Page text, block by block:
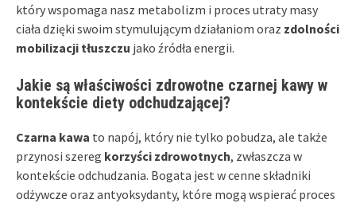
który wspomaga nasz metabolizm i proces utraty masy
ciała dzięki swoim stymulującym działaniom oraz zdolności
mobilizacji tłuszczu jako źródła energii.
Jakie są właściwości zdrowotne czarnej kawy w
kontekście diety odchudzającej?
Czarna kawa to napój, który nie tylko pobudza, ale także
przynosi szereg korzyści zdrowotnych, zwłaszcza w
kontekście odchudzania. Bogata jest w cenne składniki
odżywcze oraz antyoksydanty, które mogą wspierać proces